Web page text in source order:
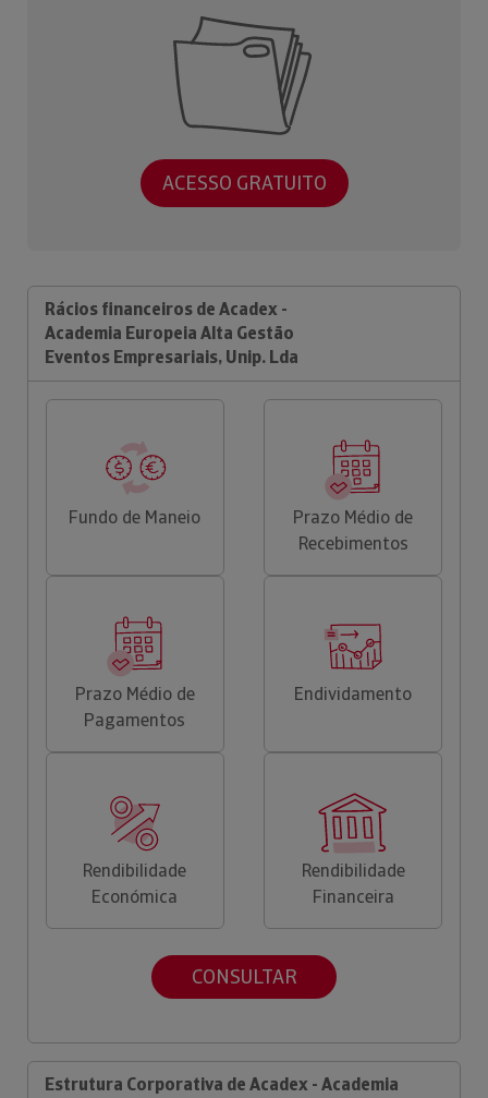
ACESSO GRATUITO
Rácios financeiros de Acadex -
Academia Europeia Alta Gestão
Eventos Empresariais, Unip. Lda
Fundo de Maneio
Prazo Médio de
Recebimentos
Prazo Médio de
Pagamentos
Endividamento
Rendibilidade
Económica
Rendibilidade
Financeira
CONSULTAR
Estrutura Corporativa de Acadex - Academia